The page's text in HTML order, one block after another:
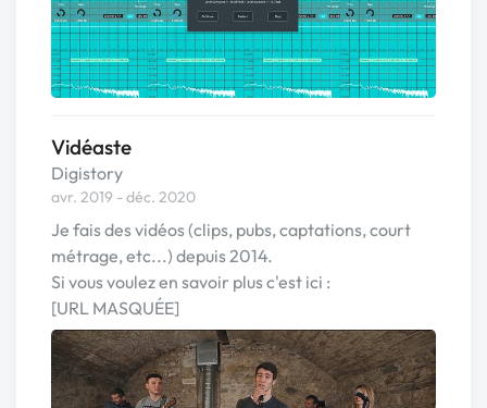
Vidéaste
Digistory
avr. 2019 - déc. 2020
Je fais des vidéos (clips, pubs, captations, court
métrage, etc...) depuis 2014.
Si vous voulez en savoir plus c'est ici :
[URL MASQUÉE]